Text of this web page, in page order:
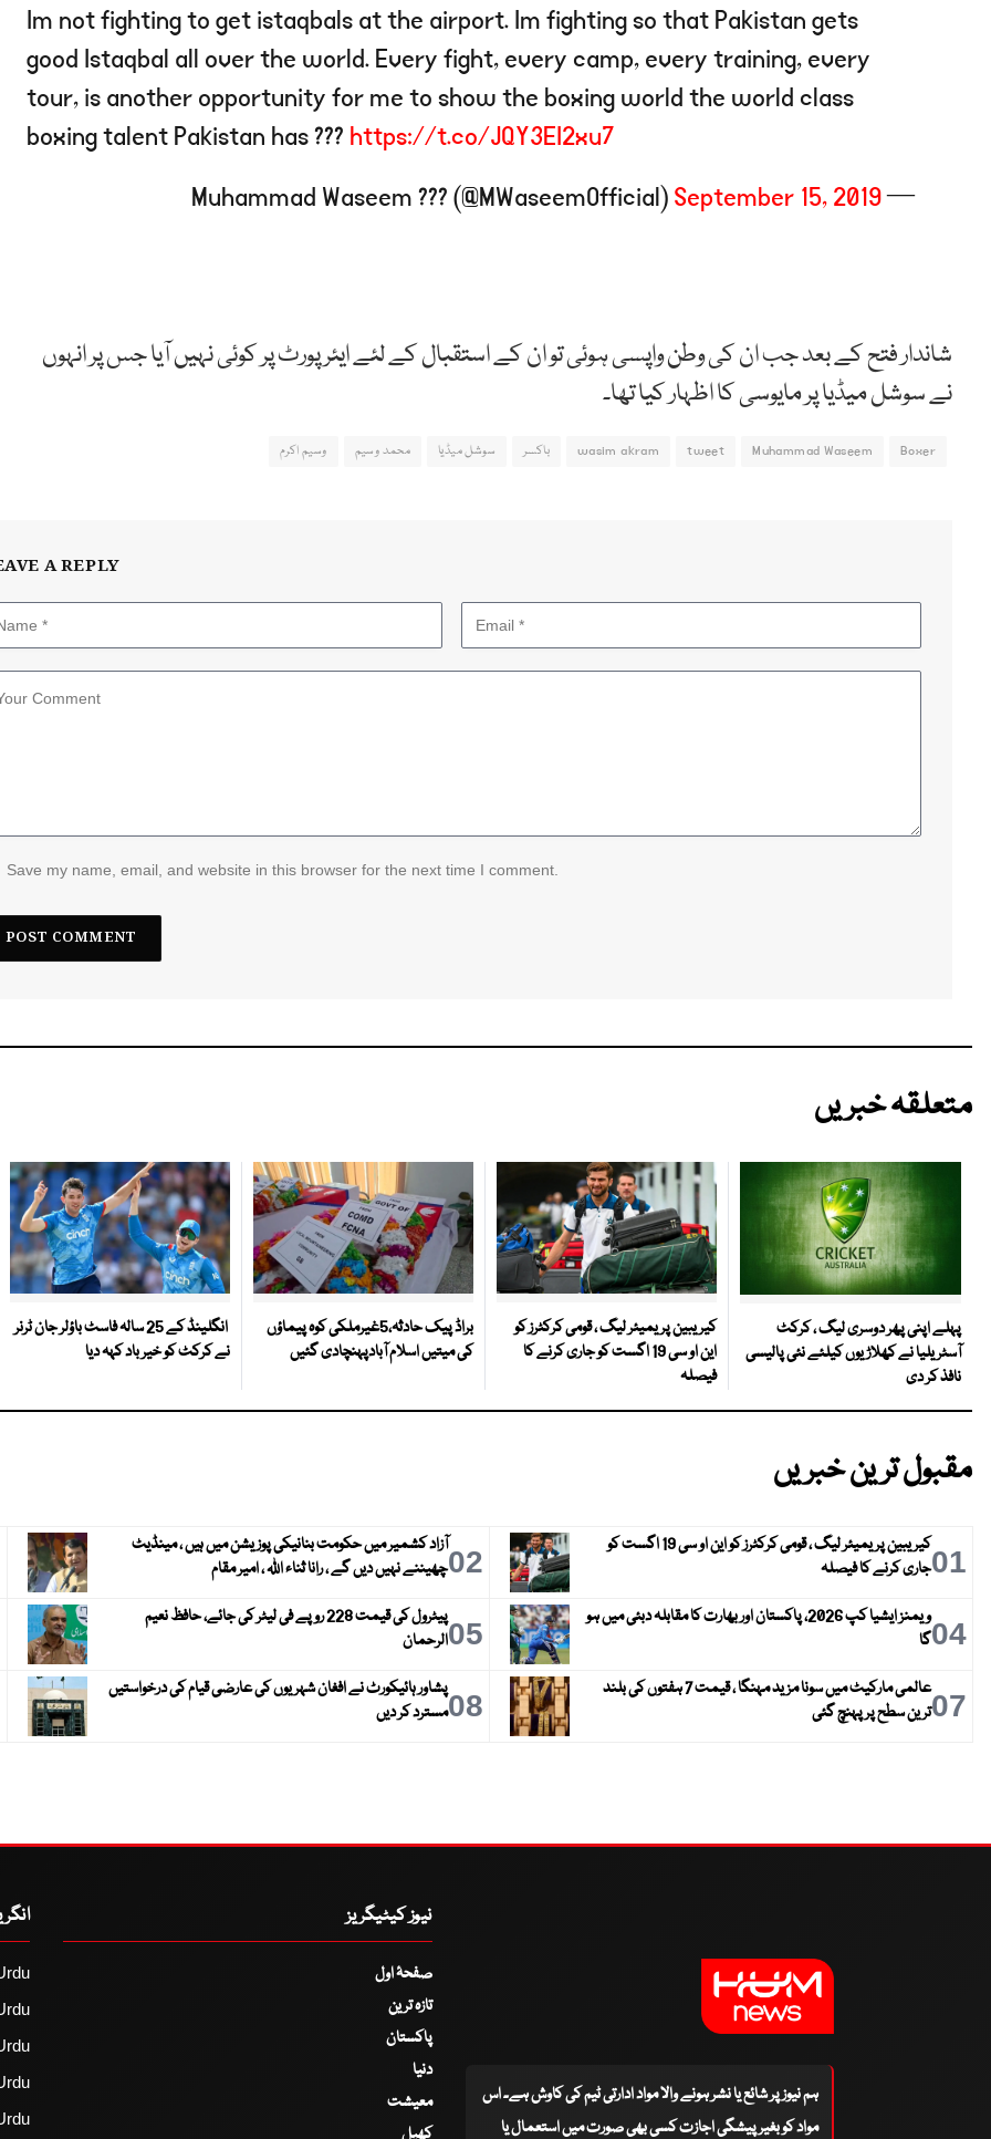
Im not fighting to get istaqbals at the airport. Im fighting so that Pakistan gets
good Istaqbal all over the world. Every fight, every camp, every training, every
tour, is another opportunity for me to show the boxing world the world class
boxing talent Pakistan has ??? https://t.co/JQY3EI2xu7
— Muhammad Waseem ??? (@MWaseemOfficial)
September 15, 2019
شاندار فتح کے بعد جب ان کی وطن واپسی ہوئی تو ان کے استقبال کے لئے ایئرپورٹ پر کوئی نہیں آیا جس پر انہوں
نے سوشل میڈیا پر مایوسی کا اظہار کیا تھا۔
Boxer
Muhammad Waseem
tweet
wasim akram باکسر سوشل میڈیا محمد وسیم وسیم اکرم
A REPLY
Save my name, email, and website in this browser for the next time I comment.
متعلقہ خبریں
پہلے اپنی پھر دوسری لیگ ، کرکٹ
آسٹریلیا نے کھلاڑیوں کیلئے نئی پالیسی
نافذ کر دی
کیریبین پریمیئر لیگ ، قومی کرکٹرز کو
این او سی 19 اگست کو جاری کرنے کا
فیصلہ
براڈ پیک حادثہ،5غیرملکی کوہ پیماؤں
کی میتیں اسلام آبادپہنچادی گئیں
انگلینڈ کے 25 سالہ فاسٹ باؤلر جان ٹرنر
نے کرکٹ کو خیر باد کہہ دیا
مقبول ترین خبریں
01
کیریبین پریمیئر لیگ ، قومی کرکٹرز کو این او سی 19 اگست کو
جاری کرنے کا فیصلہ
02آزاد کشمیر میں حکومت بنانیکی پوزیشن میں ہیں ، مینڈیٹ
چھیننے نہیں دیں گے ، رانا ثناء اللہ ، امیر مقام
04
ویمنز ایشیا کپ 2026، پاکستان اور بھارت کا مقابلہ دبئی میں ہو
گا
05
پیٹرول کی قیمت 228 روپے فی لیٹر کی جائے، حافظ نعیم
الرحمان
07
عالمی مارکیٹ میں سونا مزید مہنگا ، قیمت 7 ہفتوں کی بلند
ترین سطح پر پہنچ گئی
08پشاور ہائیکورٹ نے افغان شہریوں کی عارضی قیام کی درخواستیں
مسترد کر دیں
ہم نیوز پر شائع یا نشر ہونے والا مواد ادارتی ٹیم کی کاوش ہے۔ اس
مواد کو بغیر پیشگی اجازت کسی بھی صورت میں استعمال یا
نیوز کیٹیگریز
صفحۂ اول
تازہ ترین
پاکستان
دنیا
معیشت